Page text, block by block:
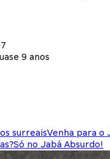
9 anos
surreaisVenha para o
Só no Jabá Absurdo!